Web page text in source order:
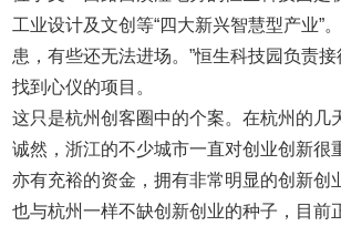
工业设计及文创等“四大新兴智慧型产业”
患，有些还无法进场。”恒生科技园负责
找到心仪的项目。
这只是杭州创客圈中的个案。在杭州的几
诚然，浙江的不少城市一直对创业创新很
亦有充裕的资金，拥有非常明显的创新
也与杭州一样不缺创新创业的种子，目